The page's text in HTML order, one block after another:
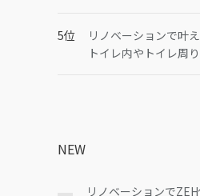
リノベーションで叶
トイレ内やトイレ周
NEW
リノベーションで